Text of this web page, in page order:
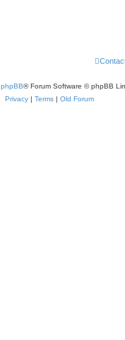
phpBB® Forum Software © phpBB
Privacy| Terms| Old Forum